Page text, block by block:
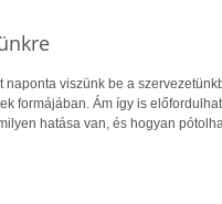
naponta viszünk be a
formájában. Ám így is
hatása van, és hogyan